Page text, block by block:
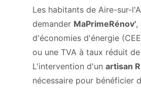
Les habitants de Aire-sur-
demander MaPrimeRénov',
d'économies d'énergie
ou une TVA à taux réduit de
L'intervention d'un artisan
nécessaire pour bénéficier